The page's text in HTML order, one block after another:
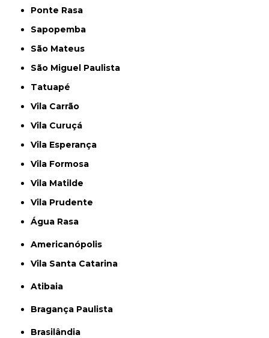
Ponte Rasa
Sapopemba
São Mateus
São Miguel Paulista
Tatuapé
Vila Carrão
Vila Curuçá
Vila Esperança
Vila Formosa
Vila Matilde
Vila Prudente
Água Rasa
Americanópolis
Vila Santa Catarina
Atibaia
Bragança Paulista
Brasilândia